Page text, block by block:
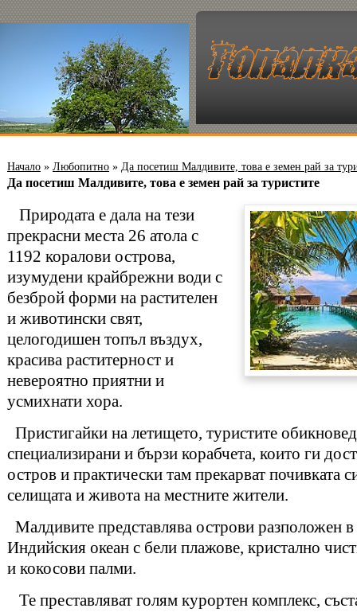
Начало » Любопитно » Да посетиш Малдивите, това е земен рай за
Да посетиш Малдивите, това е земен рай за туристите
Природата е дала на тези
прекрасни места 26 атола с
1192 коралови острова,
изумудени крайбрежни води с
безброй форми на растителен
и животински свят,
целогодишен топъл въздух,
красива раститерност и
невероятно приятни и
усмихнати хора.
Пристигайки на летището, туристите
специализирани и бързи корабчета, които ги
остров и практически там прекарват почивката
селищата и живота на местните жители.
Малдивите представлява острови разположен в
Индийския океан с бели плажове, кристално
и кокосови палми.
Те преставляват голям курортен комплекс,